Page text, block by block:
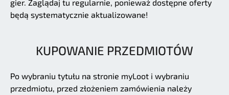
gier. Zaglądaj tu regularnie, ponieważ dostępne oferty
będą systematycznie aktualizowane!
KUPOWANIE PRZEDMIOTÓW
Po wybraniu tytułu na stronie myLoot i wybraniu
przedmiotu, przed złożeniem zamówienia należy